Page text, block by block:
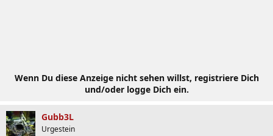
Wenn Du diese Anzeige nicht sehen willst, registriere Dich
und/oder logge Dich ein.
Gubb3L
Urgestein